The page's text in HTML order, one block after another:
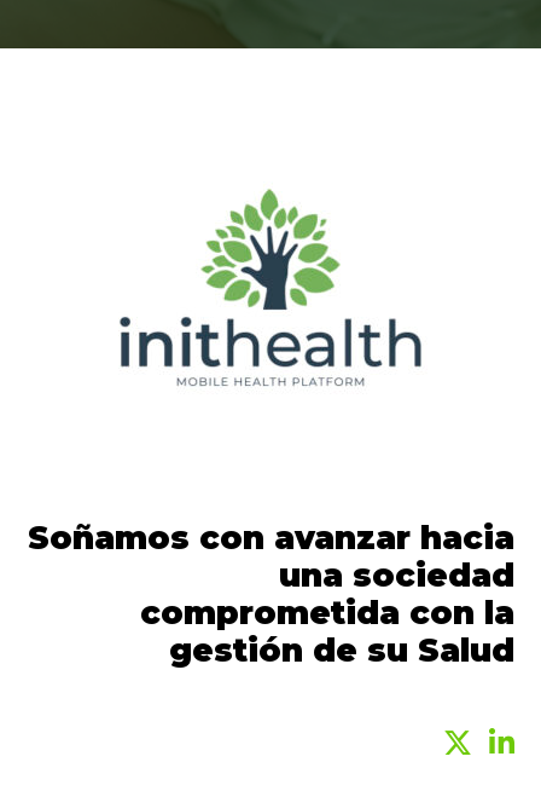
Soñamos con avanzar hacia
una sociedad
comprometida con la
gestión de su Salud